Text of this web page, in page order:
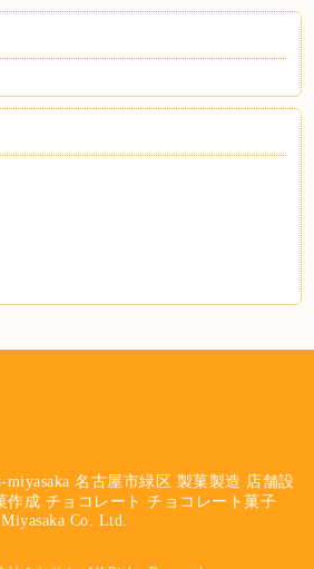
名古屋市緑区 製菓製造 店舗設
作成 チョコレート チョコレート菓子
Miyasaka Co. Ltd.